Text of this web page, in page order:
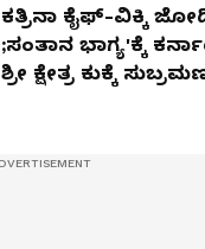
ಕತ್ರಿನಾ ಕೈಫ್-ವಿಕ್ಕಿ
;ಸಂತಾನ ಭಾಗ್ಯ'ಕ್ಕೆ
ಶ್ರೀ ಕ್ಷೇತ್ರ ಕುಕ್ಕೆ